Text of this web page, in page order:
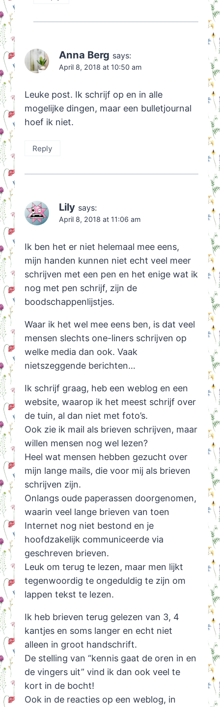
Anna Berg says:
April 8, 2018 at 10:50 am
Leuke post. Ik schrijf op en in alle
mogelijke dingen, maar een bulletjournal
hoef ik niet.
Reply
Lily says:
April 8, 2018 at 11:06 am
Ik ben het er niet helemaal mee eens,
mijn handen kunnen niet echt veel meer
schrijven met een pen en het enige wat ik
nog met pen schrijf, zijn de
boodschappenlijstjes.
Waar ik het wel mee eens ben, is dat veel
mensen slechts one-liners schrijven op
welke media dan ook. Vaak
nietszeggende berichten…
Ik schrijf graag, heb een weblog en een
website, waarop ik het meest schrijf over
de tuin, al dan niet met foto’s.
Ook zie ik mail als brieven schrijven, maar
willen mensen nog wel lezen?
Heel wat mensen hebben gezucht over
mijn lange mails, die voor mij als brieven
schrijven zijn.
Onlangs oude paperassen doorgenomen,
waarin veel lange brieven van toen
Internet nog niet bestond en je
hoofdzakelijk communiceerde via
geschreven brieven.
Leuk om terug te lezen, maar men lijkt
tegenwoordig te ongeduldig te zijn om
lappen tekst te lezen.
Ik heb brieven terug gelezen van 3, 4
kantjes en soms langer en echt niet
alleen in groot handschrift.
De stelling van “kennis gaat de oren in en
de vingers uit” vind ik dan ook veel te
kort in de bocht!
Ook in de reacties op een weblog, in